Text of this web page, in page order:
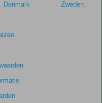
Denmark
Zweden